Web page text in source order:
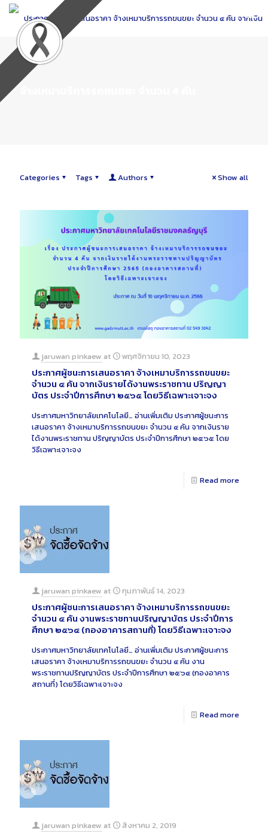
Skip
Content
Categories Tags Authors Show all
jaruwan pinkaew at พฤศจิกายน 10, 2023
ประกาศผู้ชนะการเสนอราคา จ้างเหมาบริการรถขนขยะ
จำนวน ๔ คัน จากเงินรายได้งานพระราชทาน ปริญญา
บัตร ประจำปีการศึกษา ๒๕๖๕ โดยวิธีเฉพาะเจาะจง
ประกาศมหาวิทยาลัยเทคโนโลยี…อ่านเพิ่มเติมประกาศผู้ชนะการ
เสนอราคา จ้างเหมาบริการรถขนขยะ จำนวน ๔ คัน จากเงินราย
ได้งานพระราชทาน ปริญญาบัตร ประจำปีการศึกษา ๒๕๖๕ โดย
วิธีเฉพาะเจาะจง
Read more
jaruwan pinkaew at กุมภาพันธ์ 14, 2023
ประกาศผู้ชนะการเสนอราคา จ้างเหมาบริการรถขนขยะ
จำนวน ๔ คัน งานพระราชทานปริญญาบัตร ประจำปีการ
ศึกษา ๒๕๖๔ (กองอาคารสถานที่) โดยวิธีเฉพาะเจาะจง
ประกาศมหาวิทยาลัยเทคโนโลยี…อ่านเพิ่มเติมประกาศผู้ชนะการ
เสนอราคา จ้างเหมาบริการรถขนขยะ จำนวน ๔ คัน งาน
พระราชทานปริญญาบัตร ประจำปีการศึกษา ๒๕๖๔ (กองอาคาร
สถานที่) โดยวิธีเฉพาะเจาะจง
Read more
jaruwan pinkaew at สิงหาคม 2, 2019